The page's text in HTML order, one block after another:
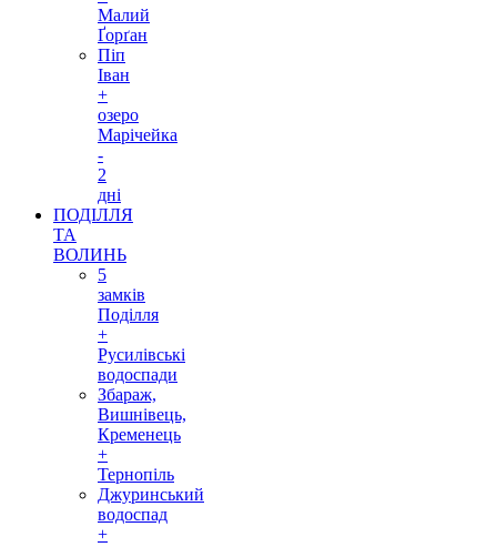
Малий
Ґорґан
Піп
Іван
+
озеро
Марічейка
-
2
дні
ПОДІЛЛЯ
ТА
ВОЛИНЬ
5
замків
Поділля
+
Русилівські
водоспади
Збараж,
Вишнівець,
Кременець
+
Тернопіль
Джуринський
водоспад
+